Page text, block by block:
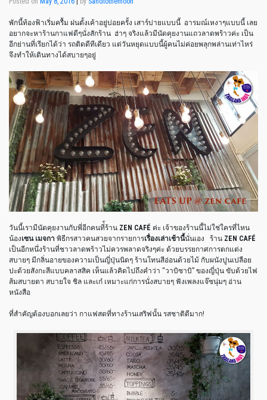
พักนี้ท้องฟ้าเริ่มครื้ม ฝนตั้งเค้าอยู่บ่อยครั้ง เสาร์บ่ายแบบนี้ อารมณ์เหงาๆแบบนี้ เลย
อยากจะหาร้านกาแฟดีๆนั่งสักร้าน ฮ่าๆ จริงแล้วมีนัดคุยงานแถวลาดพร้าวค่ะ เป็น
อีกย่านที่เรียกได้ว่า รถติดดีทีเดียว แต่วันหยุดแบบนี้ผู้คนไม่ค่อยพลุกพล่านเท่าไหร่
จึงทำให้เดินทางได้สบายๆอยู่
วันนี้เรามีนัดคุยงานกับพี่อีกคนที่้ร้าน ZEN CAFÉ ค่ะ เจ้าของร้านนี้ไม่ใช่ใครที่ไหน
น้องเซน เมจกา พิธีกรสาวคนสวยจากรายการเรื่องเล่าเช้านี้นั่นเอง ร้าน ZEN CAFÉ
เป็นอีกหนึ่งร้านที่ชาวลาดพร้าวไม่ควรพลาดจริงๆค่ะ ด้วยบรรยกาศการตกแต่ง
สบายๆ มีกลิ่นอายของความเป็นญี่ปุ่นนิดๆ ร้านโทนสีอ่อนด้วยไม้ กับผนังปูนเปลือย
ปะด้วยสังกะสีแบบคลาสสิค เห็นแล้วคิดไปถึงคำว่า “วาบิซาบิ” ของญี่ปุ่น ขับด้วยไฟ
ส้มสบายตา สบายใจ ชิล และเก๋ เหมาะแก่การนั่งสบายๆ ฟังเพลงแจ๊ซนุ่มๆ อ่าน
หนังสือ
ที่สำคัญต้องบอกเลยว่า กาแฟสดที่ทางร้านเสริฟนั้น รสชาติดีมาก!